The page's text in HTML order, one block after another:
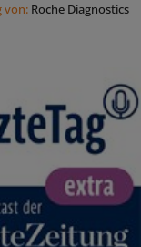
von: Roche Diagnostics